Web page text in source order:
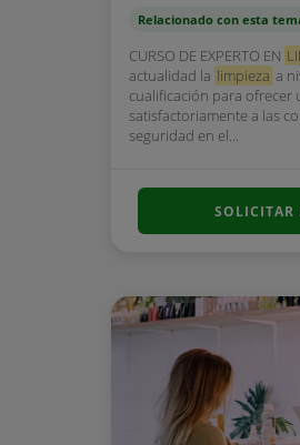
Relacionado con esta
CURSO DE EXPERTO EN
actualidad la limpieza a
cualificación para ofrecer
satisfactoriamente a las
seguridad en el...